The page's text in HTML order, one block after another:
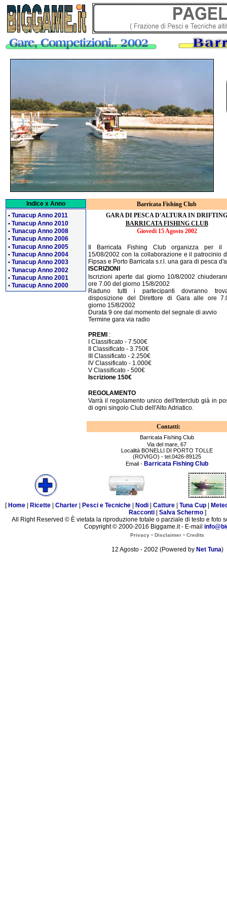
Indice x Anno
• Tunacup Anno 2011
• Tunacup Anno 2010
• Tunacup Anno 2008
• Tunacup Anno 2006
• Tunacup Anno 2005
• Tunacup Anno 2004
• Tunacup Anno 2003
• Tunacup Anno 2002
• Tunacup Anno 2001
• Tunacup Anno 2000
Barricata Fishing Club
GARA DI PESCA D'ALTURA IN DRIFTING
BARRICATA FISHING CLUB
Giovedì 15 Agosto 2002
Il Barricata Fishing Club organizza per il
15/08/2002 con la collaborazione e il patrocinio
Fipsas e Porto Barricata s.r.l. una gara di pesca
ISCRIZIONI
Iscrizioni aperte dal giorno 10/8/2002
ore 7.00 del giorno 15/8/2002
Raduno tutti i partecipanti dovranno
disposizione del Direttore di Gara alle ore
giorno 15/8/2002
Durata 9 ore dal momento del segnale di avvio
Termine gara via radio
PREMI
:
I Classificato - 7.500€
II Classificato - 3.750€
III Classificato - 2.250€
IV Classificato - 1.000€
V Classificato - 500€
Iscrizione 150€
REGOLAMENTO
Varrà il regolamento unico dell'Interclub già in
di ogni singolo Club dell'Alto Adriatico.
Contatti:
Barricata Fishing Club
Via del mare, 67
Località BONELLI DI PORTO TOLLE
(ROVIGO) - tel.0426-89125
Email - Barricata Fishing Club
[ Home Ricette Charter Pesci e Tecniche Nodi Catture Tuna Cup
Racconti| Salva Schermo]
All Right Reserved © È vietata la riproduzione totale o parziale di testo e foto
Copyright © 2000-2016 Biggame.it - E-mail
Privacy - Disclaimer - Credits
12 Agosto - 2002 (Powered by Net Tuna)